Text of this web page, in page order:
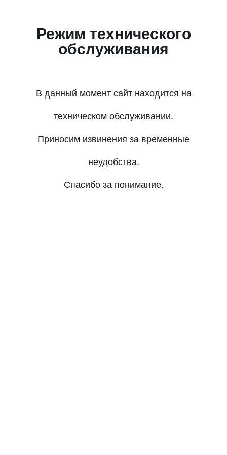
Режим технического
обслуживания
В данный момент сайт находится на
техническом обслуживании.
Приносим извинения за временные
неудобства.
Спасибо за понимание.